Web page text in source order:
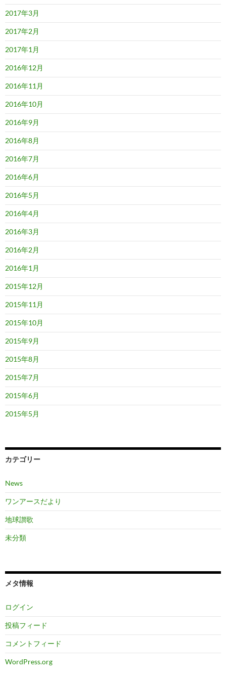
2017年3月
2017年2月
2017年1月
2016年12月
2016年11月
2016年10月
2016年9月
2016年8月
2016年7月
2016年6月
2016年5月
2016年4月
2016年3月
2016年2月
2016年1月
2015年12月
2015年11月
2015年10月
2015年9月
2015年8月
2015年7月
2015年6月
2015年5月
カテゴリー
News
ワンアースだより
地球讃歌
未分類
メタ情報
ログイン
投稿フィード
コメントフィード
WordPress.org